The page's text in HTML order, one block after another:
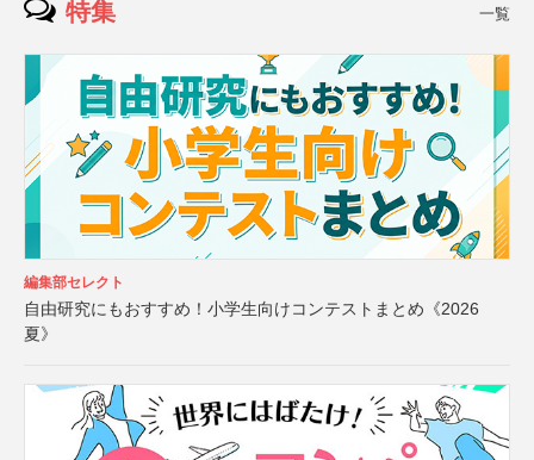
特集 一覧
編集部セレクト
自由研究にもおすすめ！小学生向けコンテストまとめ《2026
夏》